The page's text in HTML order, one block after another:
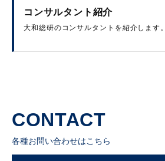
コンサルタント紹介
大和総研のコンサルタントを紹介します。
CONTACT
各種お問い合わせはこちら